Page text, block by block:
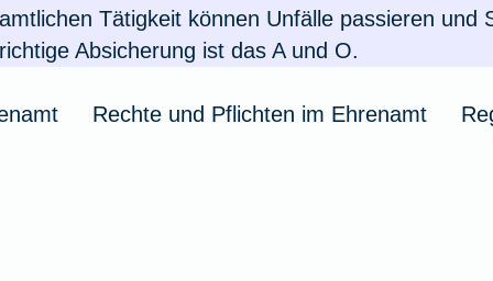
Tätigkeit können Unfälle passieren und
Absicherung ist das A und O.
Rechte und Pflichten im Ehrenamt